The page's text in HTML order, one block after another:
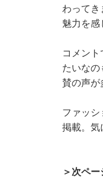
わってき
魅力を感
コメン
たいなの
賛の声が
ファッシ
掲載。気
＞次ペ